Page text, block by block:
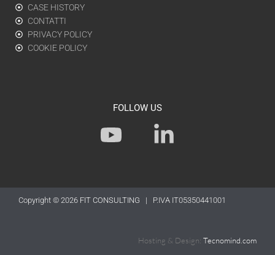
CASE HISTORY
CONTATTI
PRIVACY POLICY
COOKIE POLICY
FOLLOW US
Y
o
t
u
L
i
k
e
d
Copyright © 2026 FIT CONSULTING | P.IVA IT05350441001
Hosting & Design: Tecnomind.com